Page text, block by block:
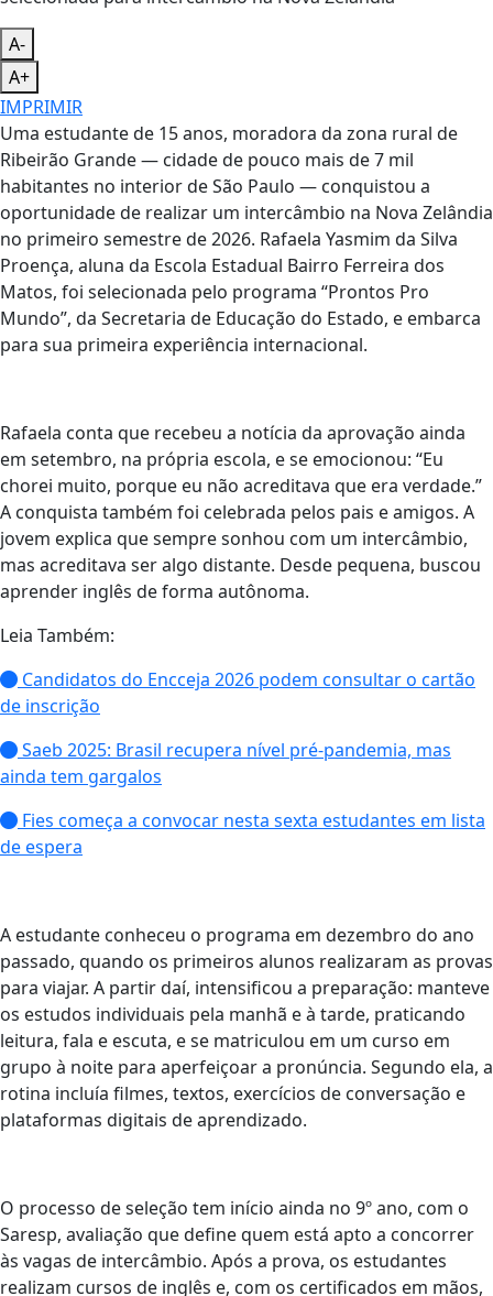
A-
A+
IMPRIMIR
Uma estudante de 15 anos, moradora da zona rural de
Ribeirão Grande — cidade de pouco mais de 7 mil
habitantes no interior de São Paulo — conquistou a
oportunidade de realizar um intercâmbio na Nova Zelândia
no primeiro semestre de 2026. Rafaela Yasmim da Silva
Proença, aluna da Escola Estadual Bairro Ferreira dos
Matos, foi selecionada pelo programa “Prontos Pro
Mundo”, da Secretaria de Educação do Estado, e embarca
para sua primeira experiência internacional.
Rafaela conta que recebeu a notícia da aprovação ainda
em setembro, na própria escola, e se emocionou: “Eu
chorei muito, porque eu não acreditava que era verdade.”
A conquista também foi celebrada pelos pais e amigos. A
jovem explica que sempre sonhou com um intercâmbio,
mas acreditava ser algo distante. Desde pequena, buscou
aprender inglês de forma autônoma.
Leia Também:
Candidatos do Encceja 2026 podem consultar o cartão
de inscrição
Saeb 2025: Brasil recupera nível pré-pandemia, mas
ainda tem gargalos
Fies começa a convocar nesta sexta estudantes em lista
de espera
A estudante conheceu o programa em dezembro do ano
passado, quando os primeiros alunos realizaram as provas
para viajar. A partir daí, intensificou a preparação: manteve
os estudos individuais pela manhã e à tarde, praticando
leitura, fala e escuta, e se matriculou em um curso em
grupo à noite para aperfeiçoar a pronúncia. Segundo ela, a
rotina incluía filmes, textos, exercícios de conversação e
plataformas digitais de aprendizado.
O processo de seleção tem início ainda no 9º ano, com o
Saresp, avaliação que define quem está apto a concorrer
às vagas de intercâmbio. Após a prova, os estudantes
realizam cursos de inglês e, com os certificados em mãos,